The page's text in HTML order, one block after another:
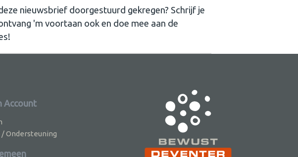
nieuwsbrief doorgestuurd gekregen? Schrijf je
'm voortaan ook en doe mee aan de
Account
Ondersteuning